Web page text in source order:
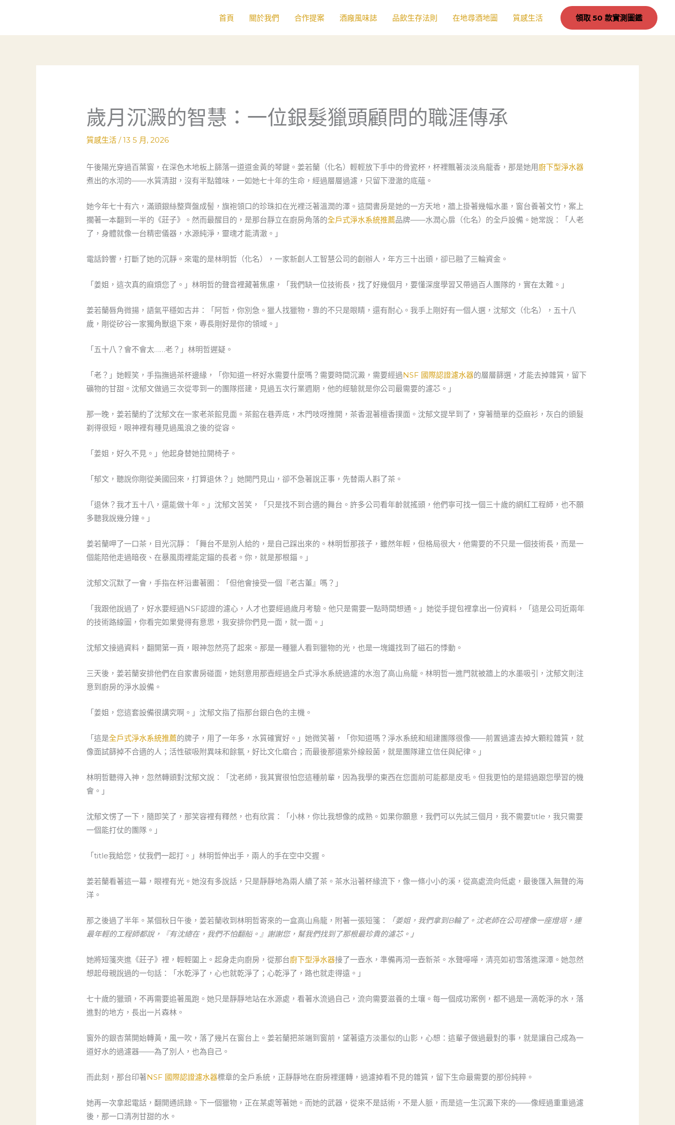
主
首頁 關於我們 合作提案 酒廠風味誌 品飲生存法則 在地尋酒地圖 質感生活 領取 50 款實測圖鑑
歲月沉澱的智慧：一位銀髮獵頭顧問的職涯傳承
質感生活 /13 5 月, 2026
午後陽光穿過百葉窗，在深色木地板上篩落一道道金黃的琴鍵。姜若蘭（化名）輕輕放下手中的骨瓷杯，杯裡飄著淡淡烏龍香，那是她用廚下型淨水器
煮出的水沏的——水質清甜，沒有半點雜味，一如她七十年的生命，經過層層過濾，只留下澄澈的底蘊。
她今年七十有六，滿頭銀絲整齊盤成髻，旗袍領口的珍珠扣在光裡泛著溫潤的澤。這間書房是她的一方天地，牆上掛著幾幅水墨，窗台養著文竹，案上
擱著一本翻到一半的《莊子》。然而最醒目的，是那台靜立在廚房角落的全戶式淨水系統推薦品牌——水潤心扉（化名）的全戶設備。她常說：「人老
了，身體就像一台精密儀器，水源純淨，靈魂才能清澈。」
電話鈴響，打斷了她的沉靜。來電的是林明哲（化名），一家新創人工智慧公司的創辦人，年方三十出頭，卻已融了三輪資金。
「姜姐，這次真的麻煩您了。」林明哲的聲音裡藏著焦慮，「我們缺一位技術長，找了好幾個月，要懂深度學習又帶過百人團隊的，實在太難。」
姜若蘭唇角微揚，語氣平穩如古井：「阿哲，你別急。獵人找獵物，靠的不只是眼睛，還有耐心。我手上剛好有一個人選，沈郁文（化名），五十八
歲，剛從矽谷一家獨角獸退下來，專長剛好是你的領域。」
「五十八？會不會太……老？」林明哲遲疑。
「老？」她輕笑，手指撫過茶杯邊緣，「你知道一杯好水需要什麼嗎？需要時間沉澱，需要經過NSF 國際認證濾水器的層層篩選，才能去掉雜質，留下
礦物的甘甜。沈郁文做過三次從零到一的團隊搭建，見過五次行業週期，他的經驗就是你公司最需要的濾芯。」
那一晚，姜若蘭約了沈郁文在一家老茶館見面。茶館在巷弄底，木門吱呀推開，茶香混著檀香撲面。沈郁文提早到了，穿著簡單的亞麻衫，灰白的頭髮
剃得很短，眼神裡有種見過風浪之後的從容。
「姜姐，好久不見。」他起身替她拉開椅子。
「郁文，聽說你剛從美國回來，打算退休？」她開門見山，卻不急著說正事，先替兩人斟了茶。
「退休？我才五十八，還能做十年。」沈郁文苦笑，「只是找不到合適的舞台。許多公司看年齡就搖頭，他們寧可找一個三十歲的網紅工程師，也不願
多聽我說幾分鐘。」
姜若蘭呷了一口茶，目光沉靜：「舞台不是別人給的，是自己踩出來的。林明哲那孩子，雖然年輕，但格局很大，他需要的不只是一個技術長，而是一
個能陪他走過暗夜、在暴風雨裡能定錨的長者。你，就是那根錨。」
沈郁文沉默了一會，手指在杯沿畫著圈：「但他會接受一個『老古董』嗎？」
「我跟他說過了，好水要經過NSF認證的濾心，人才也要經過歲月考驗。他只是需要一點時間想通。」她從手提包裡拿出一份資料，「這是公司近兩年
的技術路線圖，你看完如果覺得有意思，我安排你們見一面，就一面。」
沈郁文接過資料，翻開第一頁，眼神忽然亮了起來。那是一種獵人看到獵物的光，也是一塊鐵找到了磁石的悸動。
三天後，姜若蘭安排他們在自家書房碰面，她刻意用那壺經過全戶式淨水系統過濾的水泡了高山烏龍。林明哲一進門就被牆上的水墨吸引，沈郁文則注
意到廚房的淨水設備。
「姜姐，您這套設備很講究啊。」沈郁文指了指那台銀白色的主機。
「這是全戶式淨水系統推薦的牌子，用了一年多，水質確實好。」她微笑著，「你知道嗎？淨水系統和組建團隊很像——前置過濾去掉大顆粒雜質，就
像面試篩掉不合適的人；活性碳吸附異味和餘氯，好比文化磨合；而最後那道紫外線殺菌，就是團隊建立信任與紀律。」
林明哲聽得入神，忽然轉頭對沈郁文說：「沈老師，我其實很怕您這種前輩，因為我學的東西在您面前可能都是皮毛。但我更怕的是錯過跟您學習的機
會。」
沈郁文愣了一下，隨即笑了，那笑容裡有釋然，也有欣賞：「小林，你比我想像的成熟。如果你願意，我們可以先試三個月，我不需要title，我只需要
一個能打仗的團隊。」
「title我給您，仗我們一起打。」林明哲伸出手，兩人的手在空中交握。
姜若蘭看著這一幕，眼裡有光。她沒有多說話，只是靜靜地為兩人續了茶。茶水沿著杯緣流下，像一條小小的溪，從高處流向低處，最後匯入無聲的海
洋。
那之後過了半年。某個秋日午後，姜若蘭收到林明哲寄來的一盒高山烏龍，附著一張短箋：
「姜姐，我們拿到B輪了。沈老師在公司裡像一座燈塔，連
最年輕的工程師都說，『有沈總在，我們不怕翻船。』謝謝您，幫我們找到了那根最珍貴的濾芯。」
她將短箋夾進《莊子》裡，輕輕闔上。起身走向廚房，從那台廚下型淨水器接了一壺水，準備再沏一壺新茶。水聲嘩嘩，清亮如初雪落進深潭。她忽然
想起母親說過的一句話：「水乾淨了，心也就乾淨了；心乾淨了，路也就走得遠。」
七十歲的獵頭，不再需要追著風跑。她只是靜靜地站在水源處，看著水流過自己，流向需要滋養的土壤。每一個成功案例，都不過是一滴乾淨的水，落
進對的地方，長出一片森林。
窗外的銀杏葉開始轉黃，風一吹，落了幾片在窗台上。姜若蘭把茶端到窗前，望著遠方淡墨似的山影，心想：這輩子做過最對的事，就是讓自己成為一
道好水的過濾器——為了別人，也為自己。
而此刻，那台印著NSF 國際認證濾水器標章的全戶系統，正靜靜地在廚房裡運轉，過濾掉看不見的雜質，留下生命最需要的那份純粹。
她再一次拿起電話，翻開通訊錄。下一個獵物，正在某處等著她。而她的武器，從來不是話術，不是人脈，而是這一生沉澱下來的——像經過重重過濾
後，那一口清冽甘甜的水。